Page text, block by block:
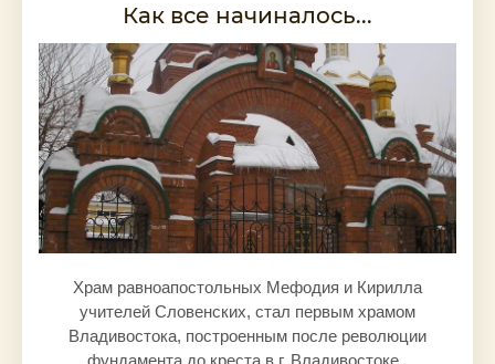
Как все начиналось...
Храм равноапостольных Мефодия и Кирилла
учителей Словенских, стал первым храмом
Владивостока, построенным после революции
фундамента до креста в г. Владивостоке.